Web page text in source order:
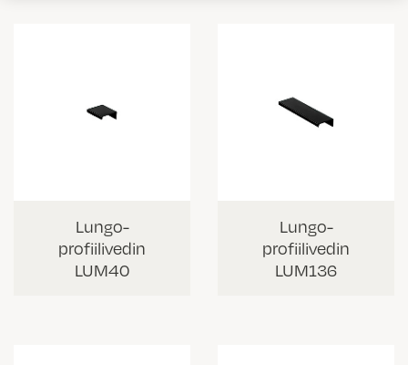
Lungo-
profiilivedin
LUM40
Lungo-
profiilivedin
LUM136